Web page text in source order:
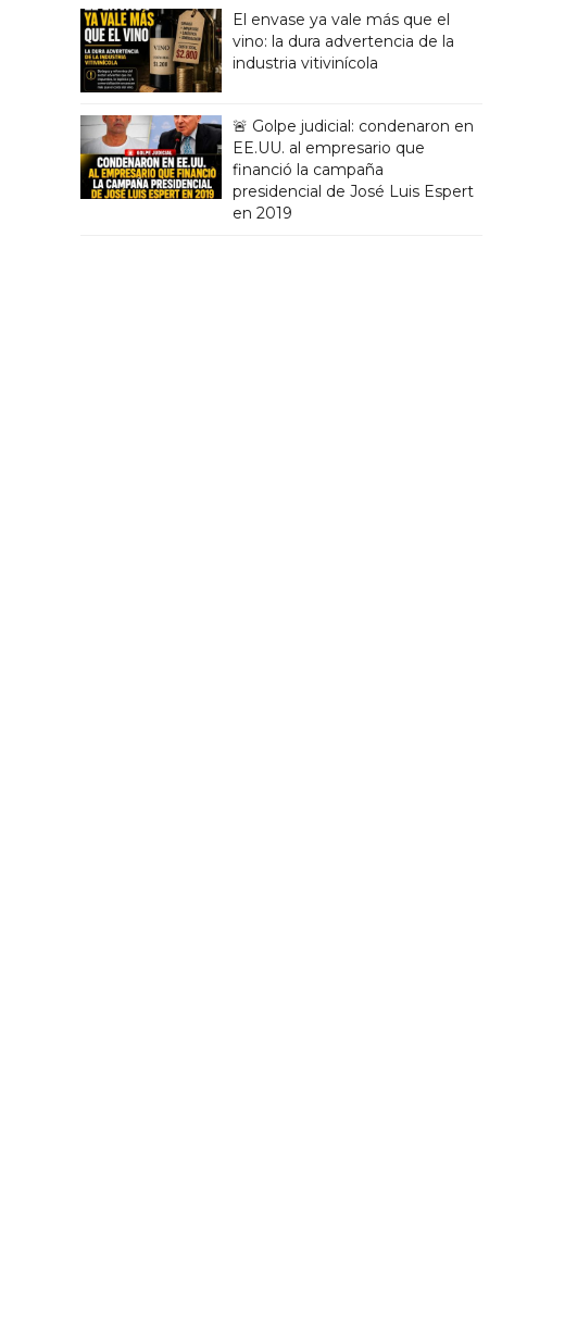
El envase ya vale más que el
vino: la dura advertencia de la
industria vitivinícola
🚨 Golpe judicial: condenaron en
EE.UU. al empresario que
financió la campaña
presidencial de José Luis Espert
en 2019